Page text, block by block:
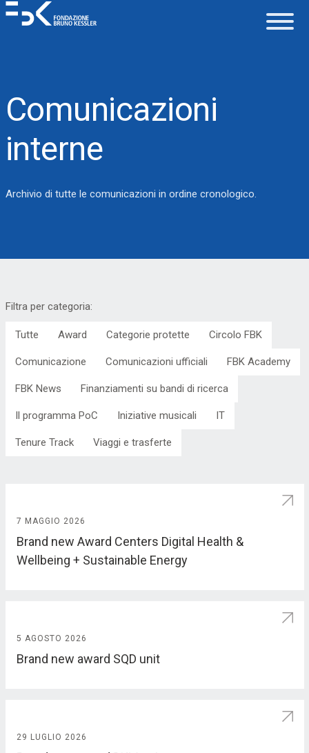
Lavorare in FBK
Careers
La vita in FBK
Comunicazioni
interne
Archivio di tutte le comunicazioni in ordine cronologico.
Filtra per categoria:
Tutte Award Categorie protette Circolo FBK
Comunicazione Comunicazioni ufficiali FBK Academy
FBK News Finanziamenti su bandi di ricerca
Il programma PoC Iniziative musicali IT
Tenure Track Viaggi e trasferte
7 MAGGIO 2026
Brand new Award Centers Digital Health &
Wellbeing + Sustainable Energy
5 AGOSTO 2026
Brand new award SQD unit
29 LUGLIO 2026